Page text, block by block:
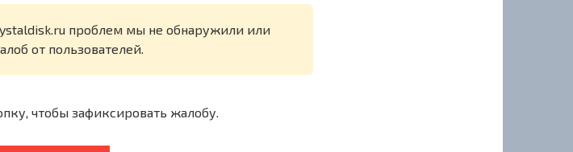
проблем мы не обнаружили или
от пользователей.
чтобы зафиксировать жалобу.